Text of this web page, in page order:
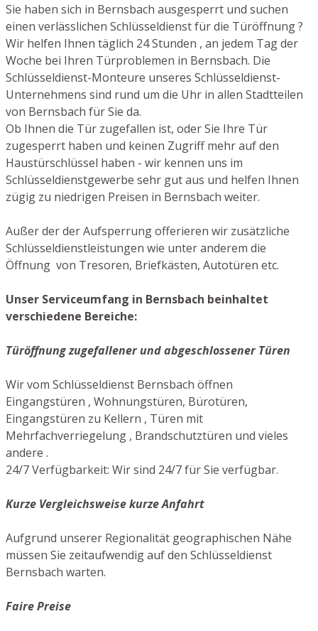
Sie haben sich in Bernsbach ausgesperrt und suchen
einen verlässlichen Schlüsseldienst für die Türöffnung ?
Wir helfen Ihnen täglich 24 Stunden , an jedem Tag der
Woche bei Ihren Türproblemen in Bernsbach. Die
Schlüsseldienst-Monteure unseres Schlüsseldienst-
Unternehmens sind rund um die Uhr in allen Stadtteilen
von Bernsbach für Sie da.
Ob Ihnen die Tür zugefallen ist, oder Sie Ihre Tür
zugesperrt haben und keinen Zugriff mehr auf den
Haustürschlüssel haben - wir kennen uns im
Schlüsseldienstgewerbe sehr gut aus und helfen Ihnen
zügig zu niedrigen Preisen in Bernsbach weiter.
Außer der der Aufsperrung offerieren wir zusätzliche
Schlüsseldienstleistungen wie unter anderem die
Öffnung von Tresoren, Briefkästen, Autotüren etc.
Unser Serviceumfang in Bernsbach beinhaltet
verschiedene Bereiche:
Türöffnung zugefallener und abgeschlossener Türen
Wir vom Schlüsseldienst Bernsbach öffnen
Eingangstüren , Wohnungstüren, Bürotüren,
Eingangstüren zu Kellern , Türen mit
Mehrfachverriegelung , Brandschutztüren und vieles
andere .
24/7 Verfügbarkeit: Wir sind 24/7 für Sie verfügbar.
Kurze Vergleichsweise kurze Anfahrt
Aufgrund unserer Regionalität geographischen Nähe
müssen Sie zeitaufwendig auf den Schlüsseldienst
Bernsbach warten.
Faire Preise